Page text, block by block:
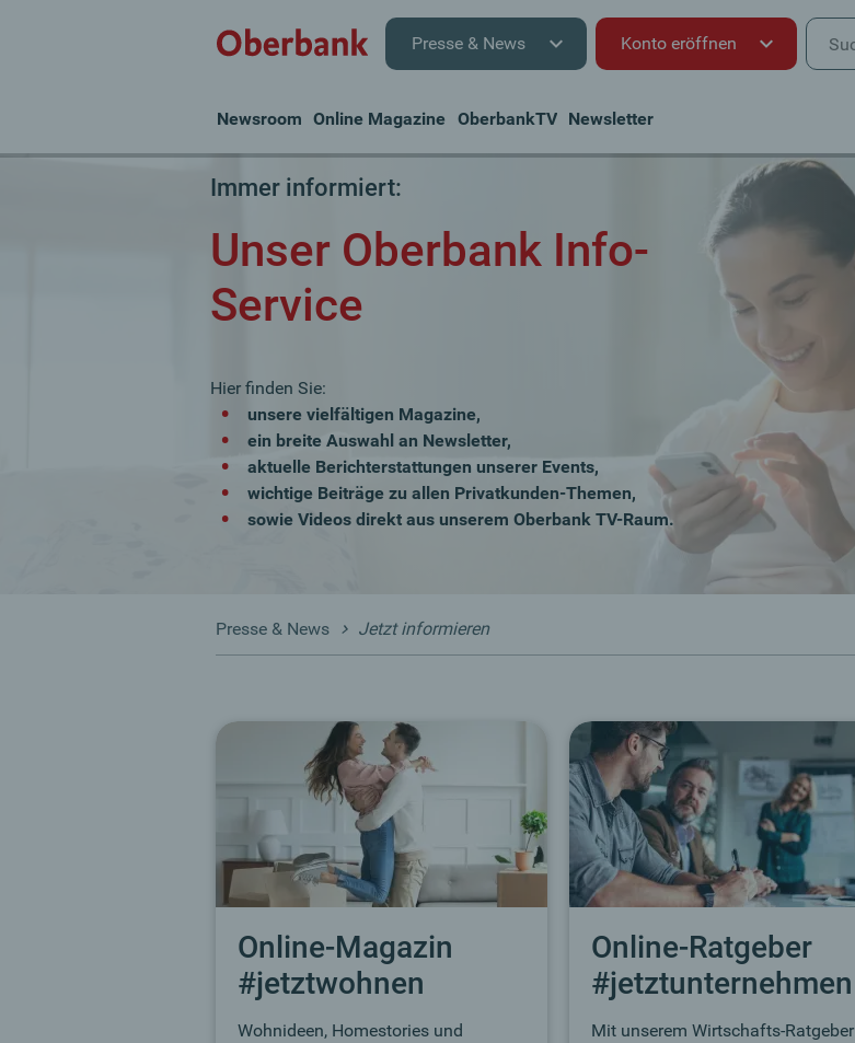
Presse & News Konto eröffnen
Newsroom Online Magazine OberbankTV Newsletter
Immer informiert:
Unser Oberbank Info-
Service
Hier finden Sie:
unsere vielfältigen Magazine,
ein breite Auswahl an Newsletter,
aktuelle Berichterstattungen unserer Events,
wichtige Beiträge zu allen Privatkunden-Themen,
sowie Videos direkt aus unserem Oberbank TV-Raum.
Presse & News Jetzt informieren
Online-Magazin
#jetztwohnen
Wohnideen, Homestories und
Online-Ratgeber
#jetztunternehmen
Mit unserem Wirtschafts-Ratgeber